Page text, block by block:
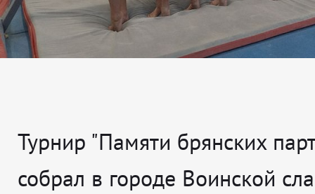
Турнир "Памяти брянских
собрал в городе Воинской